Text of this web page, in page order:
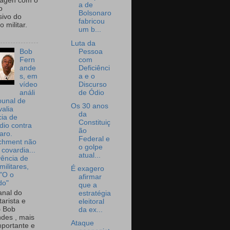
do
militar.
Bob
Fern
ande
s, em
vídeo
análi
de
de
contra
não
de
o
do
e
Bob
, mais
e
a de
Bolsonaro
fabricou
um b...
Luta da
Pessoa
com
Deficiênci
a e o
Discurso
de Ódio
Os 30 anos
da
Constituiç
ão
Federal e
o golpe
atual...
É exagero
afirmar
que a
estratégia
eleitoral
da ex...
Ataque